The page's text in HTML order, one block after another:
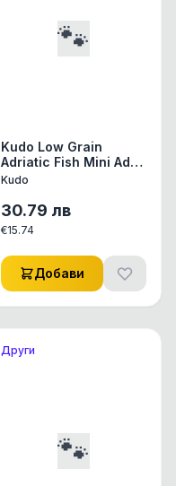
🐾
Kudo Low Grain
Adriatic Fish Mini Adult
храна за кучета с
за мини породи над 1
год - 3 кг.
Kudo
30.79 лв
€15.74
Добави
Други
🐾